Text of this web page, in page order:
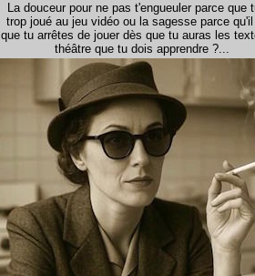
La douceur pour ne pas t'engueuler parce que
trop joué au jeu vidéo ou la sagesse parce
que tu arrêtes de jouer dès que tu auras les
théâtre que tu dois apprendre ?...